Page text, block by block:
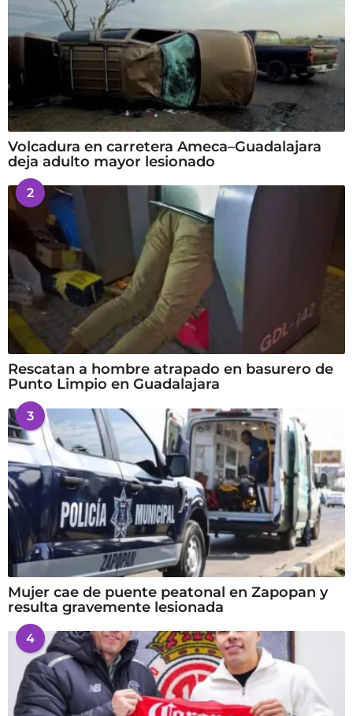
Volcadura en carretera Ameca–Guadalajara
deja adulto mayor lesionado
2
Rescatan a hombre atrapado en basurero de
Punto Limpio en Guadalajara
3
Mujer cae de puente peatonal en Zapopan y
resulta gravemente lesionada
4